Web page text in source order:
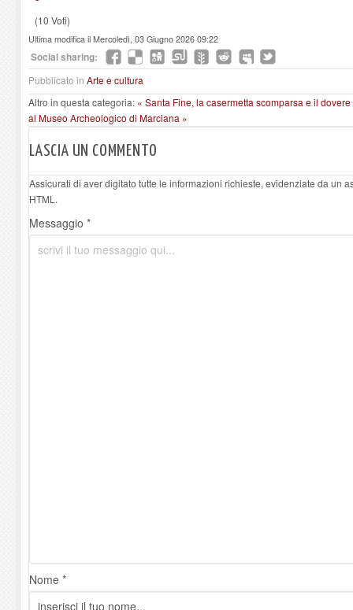
(10 Voti)
Ultima modifica il Mercoledì, 03 Giugno 2026 09:22
Social sharing:
Pubblicato in Arte e cultura
Altro in questa categoria: « Santa Fine, la casermetta scomparsa e il
al Museo Archeologico di Marciana »
LASCIA UN COMMENTO
Assicurati di aver digitato tutte le informazioni richieste, evidenziate da un
HTML.
Messaggio *
Nome *